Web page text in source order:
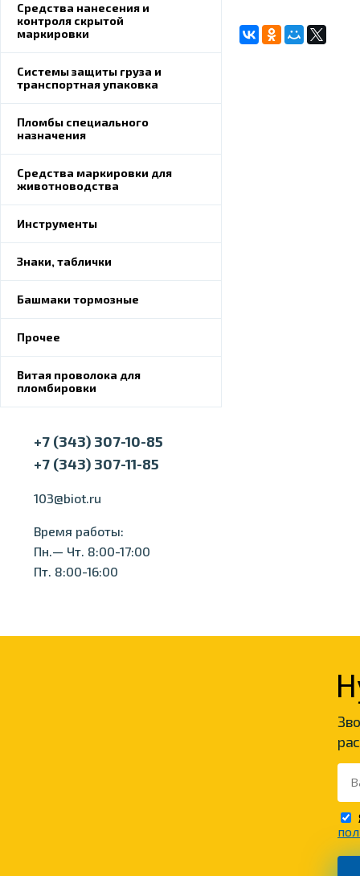
Средства нанесения и
контроля скрытой
маркировки
Системы защиты груза и
транспортная упаковка
Пломбы специального
назначения
Средства маркировки для
животноводства
Инструменты
Знаки, таблички
Башмаки тормозные
Прочее
Витая проволока для
пломбировки
+7 (343) 307-10-85
+7 (343) 307-11-85
103@biot.ru
Время работы:
Пн.— Чт. 8:00-17:00
Пт. 8:00-16:00